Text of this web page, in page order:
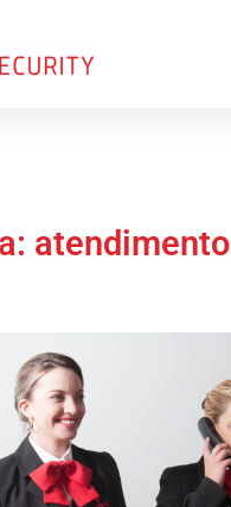
atendimento